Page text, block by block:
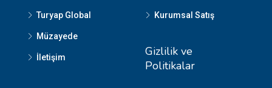
Turyap Global
Müzayede
İletişim
Kurumsal Satış
Gizlilik ve
Politikalar